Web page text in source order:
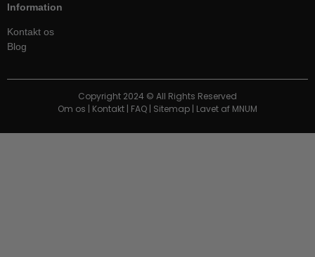
Information
Kontakt os
Blog
Copyright 2024 © All Rights Reserved
Om os | Kontakt | FAQ | Sitemap | Lavet af MNUM